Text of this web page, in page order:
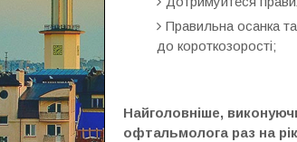
Правильна осанка
до короткозорості;
Найголовніше,
офтальмолога раз на